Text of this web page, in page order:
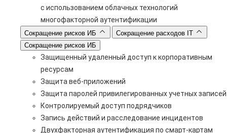
с использованием облачных технологий
многофакторной аутентификации
Сокращение рисков ИБ
Сокращение расходов IT
Сокращение рисков ИБ
Защищенный удаленный доступ к корпоративным
ресурсам
Защита веб-приложений
Защита паролей привилегированных учетных записей
Контролируемый доступ подрядчиков
Запись действий и расследование инцидентов
Двухфакторная аутентификация по смарт-картам